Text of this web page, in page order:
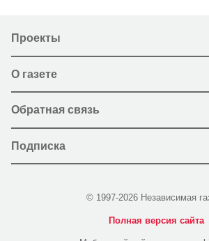
Проекты
О газете
Обратная связь
Подписка
© 1997-2026 Независимая
Полная версия сайта